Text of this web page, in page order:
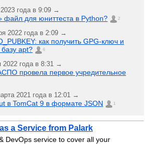
года в 9:09 →
файл для юниттеста в Python? 2
2022 года в 2:09 →
как получить GPG-ключ и
базу apt?
6
2022 года в 8:31 →
провела первое учредительное
2021 года в 12:01 →
в TomCat 9 в формате JSON 1
a Service from Palark
DevOps service to cover all your